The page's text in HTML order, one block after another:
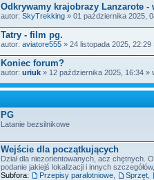
Odkrywamy krajobrazy Lanzarote
autor: SkyTrekking » 01 października 2025,
Tatry - film pg.
autor: aviatore555 » 24 listopada 2025, 22:29
Koniec forum?
autor: uriuk » 12 października 2025, 16:34 »
PG
Latanie bezsilnikowe
Wejście dla początkujących
Dział dla niezorientowanych, acz chętnych.
podanie jakiejś lokalizacji i innych
Subfora:
Przepisy paralotniowe Sprzęt